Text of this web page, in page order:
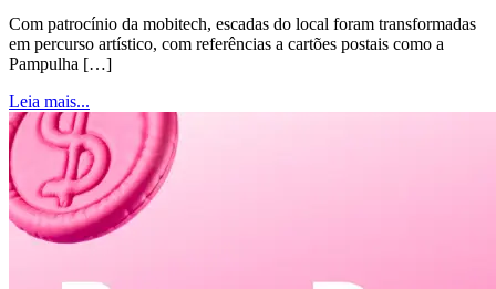
Com patrocínio da mobitech, escadas do local foram transformadas
em percurso artístico, com referências a cartões postais como a
Pampulha […]
Leia mais...